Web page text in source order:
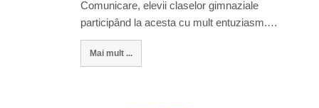
Comunicare, elevii claselor gimnaziale
participând la acesta cu mult entuziasm.…
Mai mult ...